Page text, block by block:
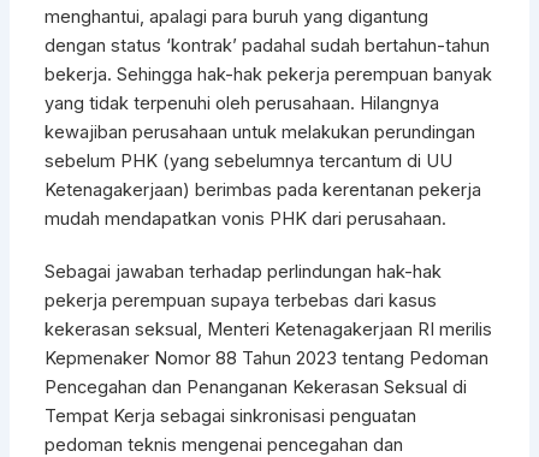
menghantui, apalagi para buruh yang digantung
dengan status ‘kontrak’ padahal sudah bertahun-tahun
bekerja. Sehingga hak-hak pekerja perempuan banyak
yang tidak terpenuhi oleh perusahaan. Hilangnya
kewajiban perusahaan untuk melakukan perundingan
sebelum PHK (yang sebelumnya tercantum di UU
Ketenagakerjaan) berimbas pada kerentanan pekerja
mudah mendapatkan vonis PHK dari perusahaan.
Sebagai jawaban terhadap perlindungan hak-hak
pekerja perempuan supaya terbebas dari kasus
kekerasan seksual, Menteri Ketenagakerjaan RI merilis
Kepmenaker Nomor 88 Tahun 2023 tentang Pedoman
Pencegahan dan Penanganan Kekerasan Seksual di
Tempat Kerja sebagai sinkronisasi penguatan
pedoman teknis mengenai pencegahan dan